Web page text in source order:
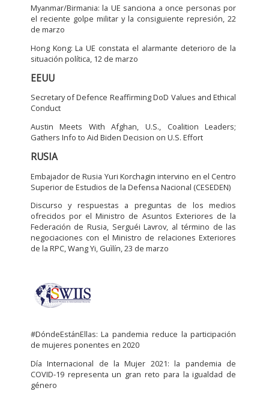
Myanmar/Birmania: la UE sanciona a once personas por
el reciente golpe militar y la consiguiente represión, 22
de marzo
Hong Kong: La UE constata el alarmante deterioro de la
situación polí­tica, 12 de marzo
EEUU
Secretary of Defence Reaffirming DoD Values and Ethical
Conduct
Austin Meets With Afghan, U.S., Coalition Leaders;
Gathers Info to Aid Biden Decision on U.S. Effort
RUSIA
Embajador de Rusia Yuri Korchagin intervino en el Centro
Superior de Estudios de la Defensa Nacional (CESEDEN)
Discurso y respuestas a preguntas de los medios
ofrecidos por el Ministro de Asuntos Exteriores de la
Federación de Rusia, Serguéi Lavrov, al término de las
negociaciones con el Ministro de relaciones Exteriores
de la RPC, Wang Yi, Guìlín, 23 de marzo
#DóndeEstánEllas: La pandemia reduce la participación
de mujeres ponentes en 2020
Dí­a Internacional de la Mujer 2021: la pandemia de
COVID-19 representa un gran reto para la igualdad de
género